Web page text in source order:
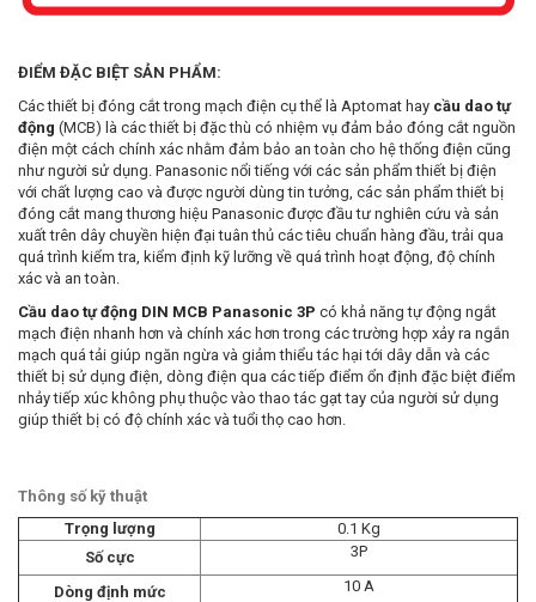
ĐIỂM ĐẶC BIỆT SẢN PHẨM:
Các thiết bị đóng cắt trong mạch điện cụ thể là Aptomat hay cầu dao tự
động (MCB) là các thiết bị đặc thù có nhiệm vụ đảm bảo đóng cắt nguồn
điện một cách chính xác nhằm đảm bảo an toàn cho hệ thống điện cũng
như người sử dụng. Panasonic nổi tiếng với các sản phẩm thiết bị điện
với chất lượng cao và được người dùng tin tưởng, các sản phẩm thiết bị
đóng cắt mang thương hiệu Panasonic được đầu tư nghiên cứu và sản
xuất trên dây chuyền hiện đại tuân thủ các tiêu chuẩn hàng đầu, trải qua
quá trình kiểm tra, kiểm định kỹ lưỡng về quá trình hoạt động, độ chính
xác và an toàn.
Cầu dao tự động DIN MCB Panasonic 3P có khả năng tự động ngắt
mạch điện nhanh hơn và chính xác hơn trong các trường hợp xảy ra ngắn
mạch quá tải giúp ngăn ngừa và giảm thiểu tác hại tới dây dẫn và các
thiết bị sử dụng điện, dòng điện qua các tiếp điểm ổn định đặc biệt điểm
nhảy tiếp xúc không phụ thuộc vào thao tác gạt tay của người sử dụng
giúp thiết bị có độ chính xác và tuổi thọ cao hơn.
Thông số kỹ thuật
Trọng lượng
0.1 Kg
Số cực
3P
Dòng định mức 10 A